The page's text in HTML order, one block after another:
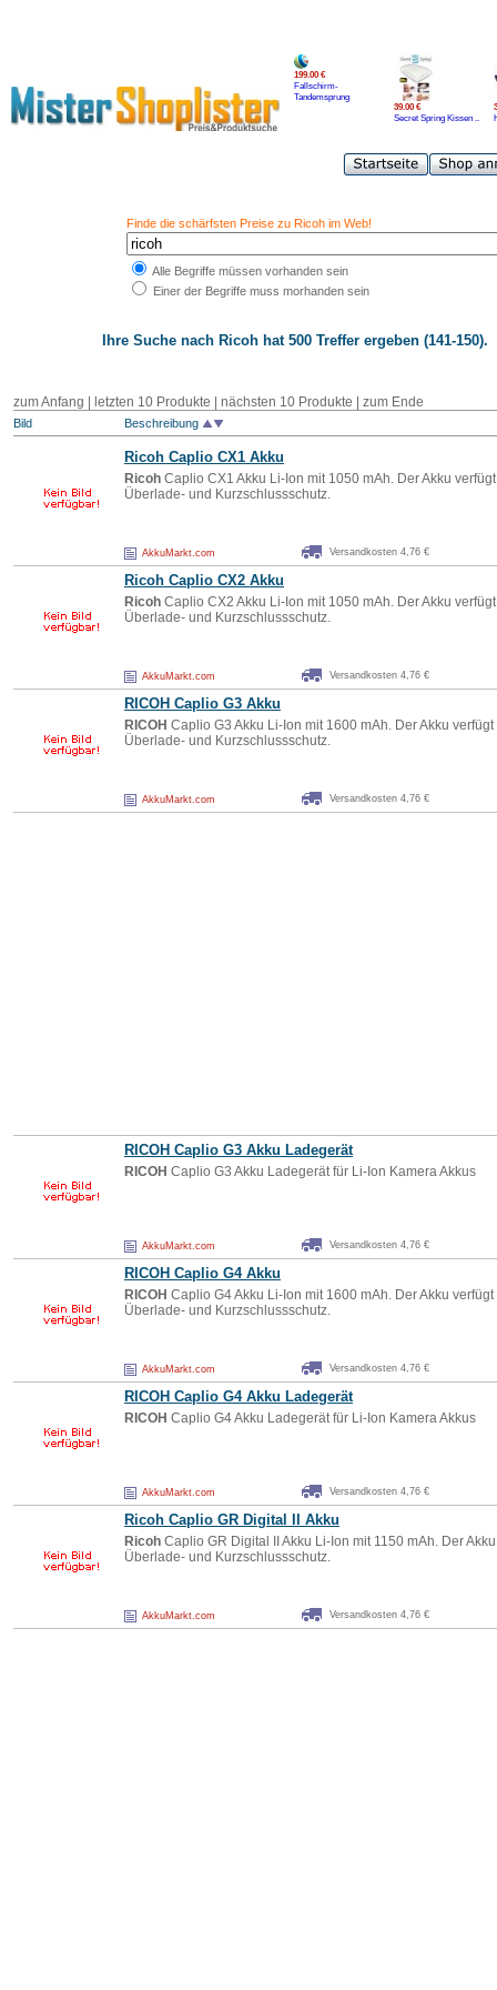
199.00 €
Fallschirm-
Tandemsprung
39.00 €
Secret Spring Kissen ..
Finde die schärfsten Preise zu Ricoh im Web!
Alle Begriffe müssen vorhanden sein
Einer der Begriffe muss morhanden sein
Ihre Suche nach Ricoh hat 500 Treffer ergeben (141-150).
zum Anfang letzten 10 Produkte nächsten 10 Produkte zum Ende
Bild Beschreibung
Ricoh Caplio CX1 Akku
Ricoh Caplio CX1 Akku Li-Ion mit 1050 mAh. Der Akku
Überlade- und Kurzschlussschutz.
AkkuMarkt.com Versandkosten 4,76 €
Ricoh Caplio CX2 Akku
Ricoh Caplio CX2 Akku Li-Ion mit 1050 mAh. Der Akku
Überlade- und Kurzschlussschutz.
AkkuMarkt.com Versandkosten 4,76 €
RICOH Caplio G3 Akku
RICOH Caplio G3 Akku Li-Ion mit 1600 mAh. Der Akku
Überlade- und Kurzschlussschutz.
AkkuMarkt.com Versandkosten 4,76 €
RICOH Caplio G3 Akku Ladegerät
RICOH Caplio G3 Akku Ladegerät für Li-Ion Kamera Akkus
AkkuMarkt.com Versandkosten 4,76 €
RICOH Caplio G4 Akku
RICOH Caplio G4 Akku Li-Ion mit 1600 mAh. Der Akku
Überlade- und Kurzschlussschutz.
AkkuMarkt.com Versandkosten 4,76 €
RICOH Caplio G4 Akku Ladegerät
RICOH Caplio G4 Akku Ladegerät für Li-Ion Kamera Akkus
AkkuMarkt.com Versandkosten 4,76 €
Ricoh Caplio GR Digital II Akku
Ricoh Caplio GR Digital II Akku Li-Ion mit 1150 mAh. Der
Überlade- und Kurzschlussschutz.
AkkuMarkt.com Versandkosten 4,76 €